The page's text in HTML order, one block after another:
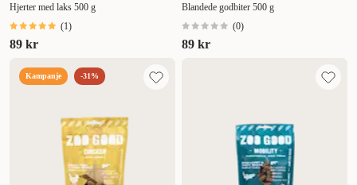
Hjerter med laks 500 g
(1)
89 kr
Blandede godbiter 500 g
(0)
89 kr
Kampanje -31%